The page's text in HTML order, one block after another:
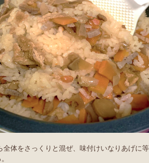
全体をさっくりと混ぜ、味付けいなりあげに